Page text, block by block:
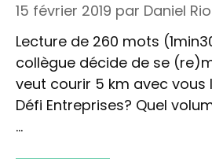
15 février 2019 par Daniel
Lecture de 260 mots
collègue décide de se
veut courir 5 km avec vous
Défi Entreprises? Quel
…